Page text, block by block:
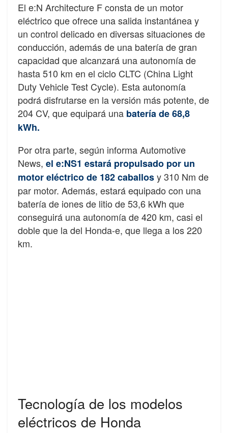
El e:N Architecture F consta de un motor
eléctrico que ofrece una salida instantánea y
un control delicado en diversas situaciones de
conducción, además de una batería de gran
capacidad que alcanzará una autonomía de
hasta 510 km en el ciclo CLTC (China Light
Duty Vehicle Test Cycle). Esta autonomía
podrá disfrutarse en la versión más potente, de
204 CV, que equipará una batería de 68,8
kWh.
Por otra parte, según informa Automotive
News, el e:NS1 estará propulsado por un
motor eléctrico de 182 caballosy 310 Nm de
par motor. Además, estará equipado con una
batería de iones de litio de 53,6 kWh que
conseguirá una autonomía de 420 km, casi el
doble que la del Honda-e, que llega a los 220
km.
Tecnología de los modelos
eléctricos de Honda